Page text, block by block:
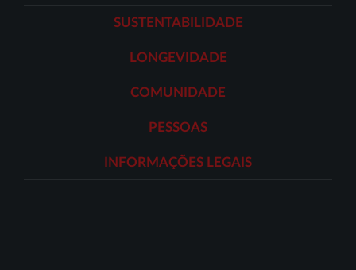
SUSTENTABILIDADE
LONGEVIDADE
COMUNIDADE
PESSOAS
INFORMAÇÕES LEGAIS